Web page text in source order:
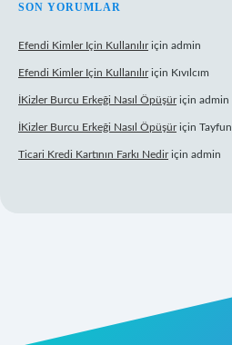
SON YORUMLAR
Efendi Kimler Için Kullanılıriçin admin
Efendi Kimler Için Kullanılıriçin Kıvılcım
İKizler Burcu Erkeği Nasıl Öpüşüriçin admin
İKizler Burcu Erkeği Nasıl Öpüşüriçin Tayfun
Ticari Kredi Kartının Farkı Nediriçin admin